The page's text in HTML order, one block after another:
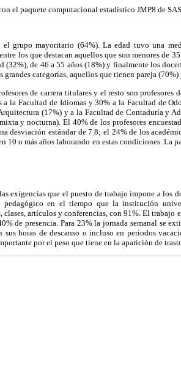
el paquete computacional estadístico JMP8 de
el grupo mayoritario (64%). La edad tuvo una
los que destacan aquellos que son menores de
(32%), de 46 a 55 años (18%) y finalmente los
grandes categorías, aquellos que tienen pareja
de carrera titulares y el resto son profesores
a la Facultad de Idiomas y 30% a la Facultad de
(17%) y a la Facultad de Contaduría y
y nocturna). El 40% de los profesores
desviación estándar de 7.8; el 24% de los
10 o más años laborando en estas condiciones.
las exigencias que el puesto de trabajo impone a los
pedagógico en el tiempo que la institución
clases, artículos y conferencias, con 91%. El
de presencia. Para 23% la jornada semanal se
sus horas de descanso o incluso en periodos
por el peso que tiene en la aparición de